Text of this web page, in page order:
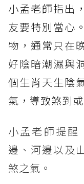
小孟老師指出
友要特別當心
物，通常只在
好陰暗潮濕與
個生肖天生陰
氣，導致煞到
小孟老師提醒
邊、河邊以及
煞之氣。